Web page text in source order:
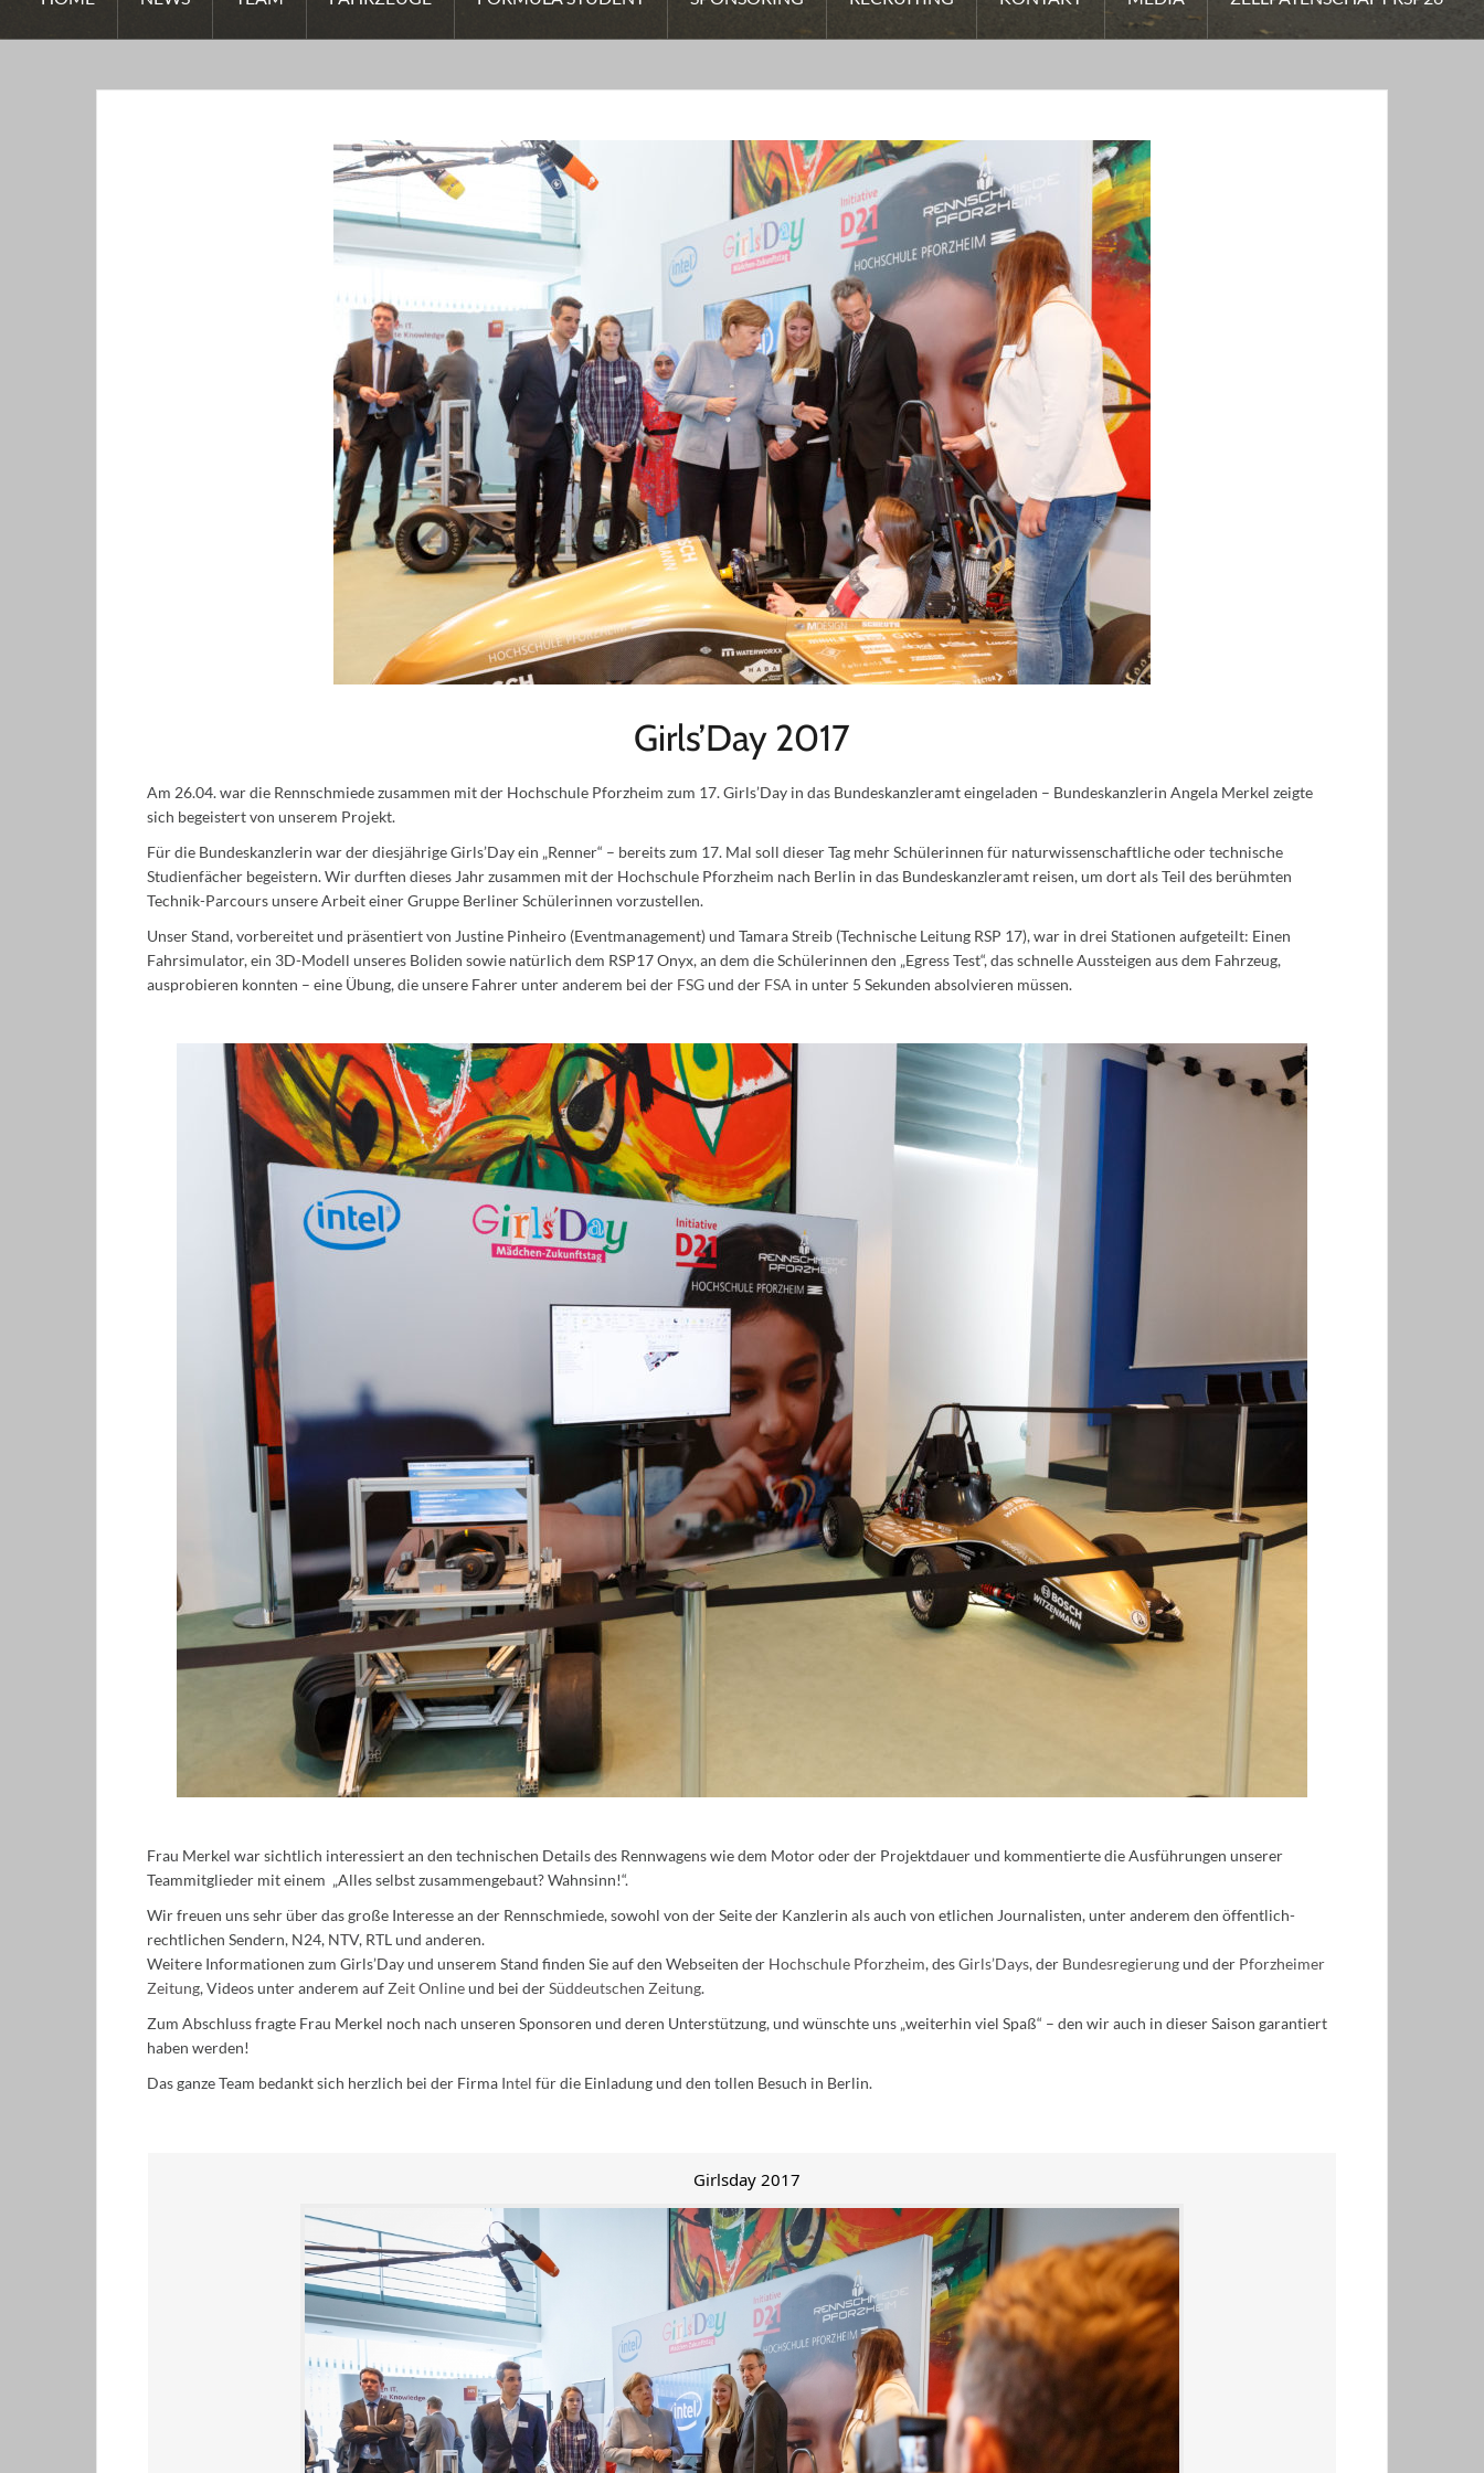
Girls’Day 2017
Am 26.04. war die Rennschmiede zusammen mit der Hochschule Pforzheim zum 17. Girls’Day in das Bundeskanzleramt eingeladen – Bundeskanzlerin Angela Merkel zeigte
sich begeistert von unserem Projekt.
Für die Bundeskanzlerin war der diesjährige Girls’Day ein „Renner“ – bereits zum 17. Mal soll dieser Tag mehr Schülerinnen für naturwissenschaftliche oder technische
Studienfächer begeistern. Wir durften dieses Jahr zusammen mit der Hochschule Pforzheim nach Berlin in das Bundeskanzleramt reisen, um dort als Teil des berühmten
Technik-Parcours unsere Arbeit einer Gruppe Berliner Schülerinnen vorzustellen.
Unser Stand, vorbereitet und präsentiert von Justine Pinheiro (Eventmanagement) und Tamara Streib (Technische Leitung RSP 17), war in drei Stationen aufgeteilt: Einen
Fahrsimulator, ein 3D-Modell unseres Boliden sowie natürlich dem RSP17 Onyx, an dem die Schülerinnen den „Egress Test“, das schnelle Aussteigen aus dem Fahrzeug,
ausprobieren konnten – eine Übung, die unsere Fahrer unter anderem bei der FSGund der FSA in unter 5 Sekunden absolvieren müssen.
Frau Merkel war sichtlich interessiert an den technischen Details des Rennwagens wie dem Motor oder der Projektdauer und kommentierte die Ausführungen unserer
Teammitglieder mit einem „Alles selbst zusammengebaut? Wahnsinn!“.
Wir freuen uns sehr über das große Interesse an der Rennschmiede, sowohl von der Seite der Kanzlerin als auch von etlichen Journalisten, unter anderem den öffentlich-
rechtlichen Sendern, N24, NTV, RTL und anderen.
Weitere Informationen zum Girls’Day und unserem Stand finden Sie auf den Webseiten der Hochschule Pforzheim, desGirls’Days, der Bundesregierungund der Pforzheimer
Zeitung, Videos unter anderem auf Zeit Onlineund bei derSüddeutschen Zeitung.
Zum Abschluss fragte Frau Merkel noch nach unseren Sponsoren und deren Unterstützung, und wünschte uns „weiterhin viel Spaß“ – den wir auch in dieser Saison garantiert
haben werden!
Das ganze Team bedankt sich herzlich bei der Firma Intel für die Einladung und den tollen Besuch in Berlin.
Girlsday 2017